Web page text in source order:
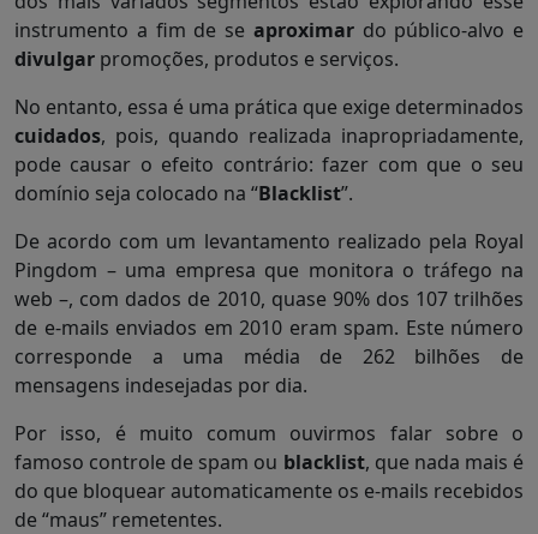
instrumento a fim de se aproximardo público-alvo e
divulgar promoções, produtos e serviços.
No entanto, essa é uma prática que exige determinados
cuidados, pois, quando realizada inapropriadamente,
pode causar o efeito contrário: fazer com que o seu
domínio seja colocado na “Blacklist”.
De acordo com um levantamento realizado pela Royal
Pingdom – uma empresa que monitora o tráfego na
web –, com dados de 2010, quase 90% dos 107 trilhões
de e-mails enviados em 2010 eram spam. Este número
corresponde a uma média de 262 bilhões de
mensagens indesejadas por dia.
Por isso, é muito comum ouvirmos falar sobre o
famoso controle de spam ou blacklist, que nada mais é
do que bloquear automaticamente os e-mails recebidos
de “maus” remetentes.